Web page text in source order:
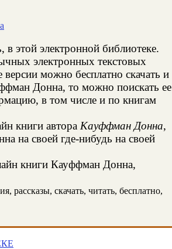
этой электронной библиотеке.
электронных текстовых
можно бесплатно скачать и
Донна, то можно поискать ее
в том числе и по книгам
книги автора Кауффман Донна,
на своей где-нибудь на своей
книги Кауффман Донна,
скачать, читать, бесплатно,